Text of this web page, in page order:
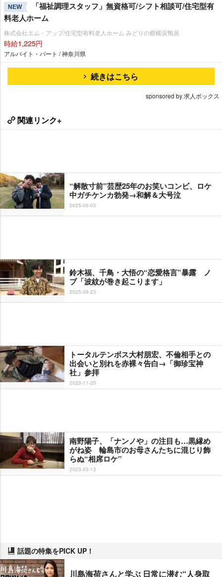
NEW
「福祉調理スタッフ」無資格可/シフト相談可/住宅型有
料老人ホーム
株式会社エム・アップ/住宅型有料老人ホーム みどりの郷横浜鴨居
時給1,225円
アルバイト・パート / 神奈川県
続きはこちら
sponsored by 求人ボックス
関連リンク+
“解散寸前”芸歴25年のお笑いコンビ、ロケ
中ガチケンカ勃発→和解＆大号泣
2025-06-03
鈴木福、千鳥・大悟の“恋愛格言”暴露 ノ
ブ「波紋が巻き起こります」
2025-09-23
トータルテンボス大村朋宏、不倫相手との
出会いと別れを赤裸々告白→「御珍宝神
社」参拝
2023-11-20
南野陽子、「ナンノや」の注目も…黒縁め
がね姿 輪島市のお母さんたちに混じり飾
らぬ“相席ロケ”
2023-03-13
話題の特集をPICK UP！
川島海荷さんと学ぶ 日常に潜む“人身取